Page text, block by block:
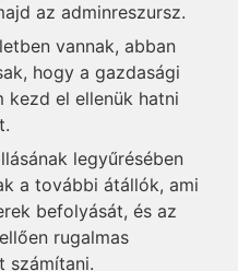
az adminreszursz.
vannak, abban
hogy a gazdasági
kezd el ellenük hatni
legyűrésében
a további átállók, ami
befolyását, és az
rugalmas
számítani.